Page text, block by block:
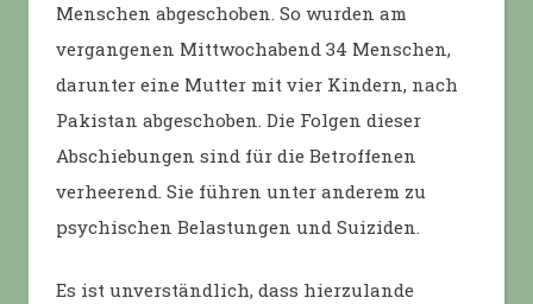
Menschen abgeschoben. So wurden am
vergangenen Mittwochabend 34 Menschen,
darunter eine Mutter mit vier Kindern, nach
Pakistan abgeschoben. Die Folgen dieser
Abschiebungen sind für die Betroffenen
verheerend. Sie führen unter anderem zu
psychischen Belastungen und Suiziden.
Es ist unverständlich, dass hierzulande